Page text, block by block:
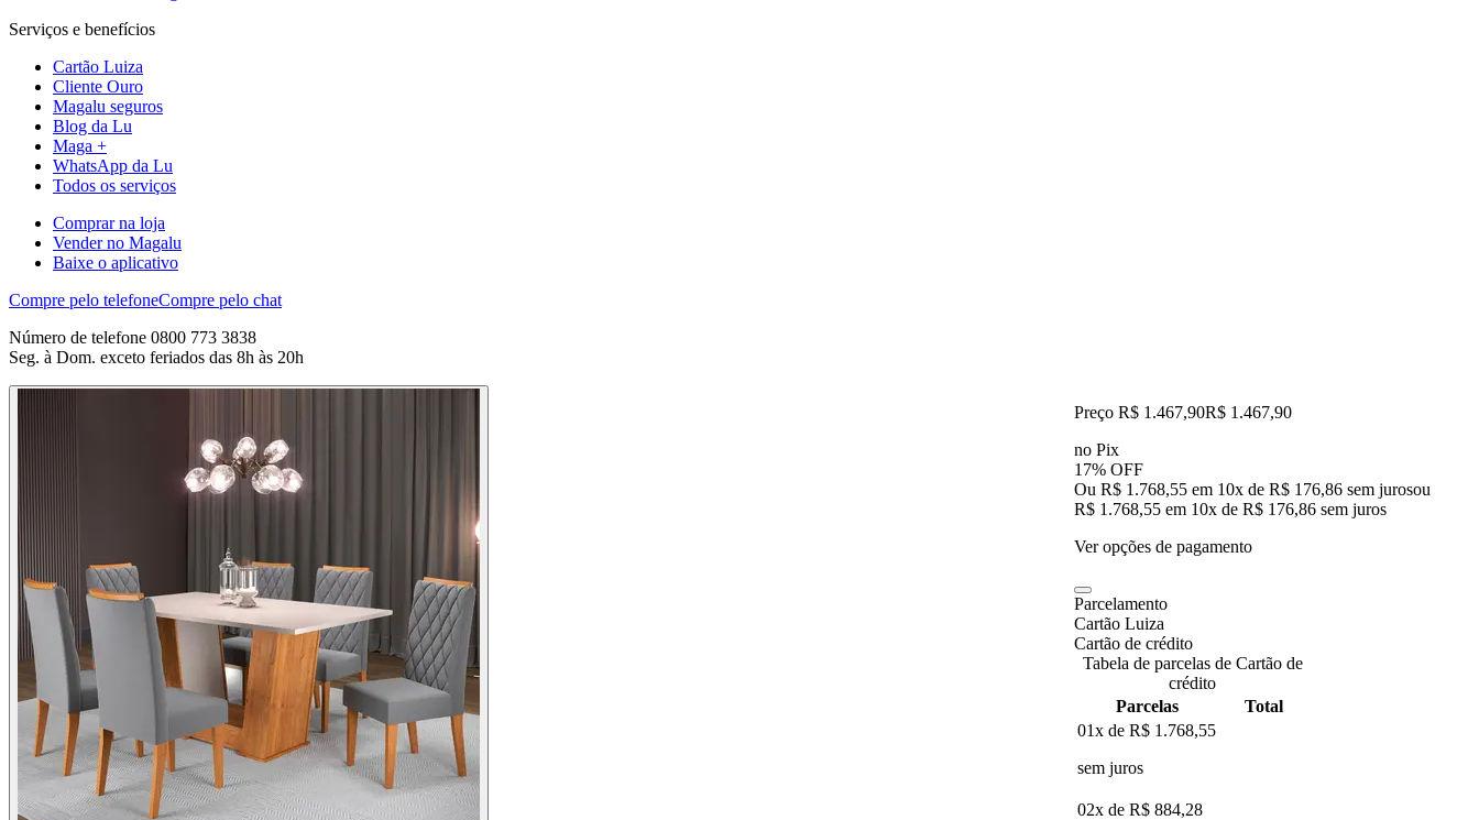
Serviços e benefícios
Cartão Luiza
Cliente Ouro
Magalu seguros
Blog da Lu
Maga +
WhatsApp da Lu
Todos os serviços
Comprar na loja
Vender no Magalu
Baixe o aplicativo
Compre pelo telefoneCompre pelo chat
Número de telefone 0800 773 3838
Seg. à Dom. exceto feriados das 8h às 20h
Preço R$ 1.467,90R$ 1.467,90
no Pix
17% OFF
Ou R$ 1.768,55 em 10x de R$ 176,86 sem jurosou
R$ 1.768,55 em 10x de R$ 176,86 sem juros
Ver opções de pagamento
Parcelamento
Cartão Luiza
Cartão de crédito
Tabela de parcelas de Cartão de
crédito
Parcelas
Total
01x de R$ 1.768,55
sem juros
02x de R$ 884,28